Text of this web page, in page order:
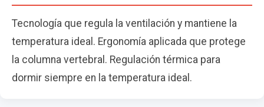
Tecnología que regula la ventilación y mantiene la
temperatura ideal. Ergonomía aplicada que protege
la columna vertebral. Regulación térmica para
dormir siempre en la temperatura ideal.